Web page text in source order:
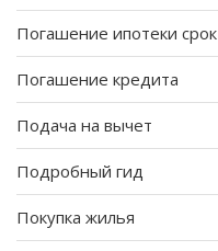
Погашение ипотеки срок
Погашение кредита
Подача на вычет
Подробный гид
Покупка жилья